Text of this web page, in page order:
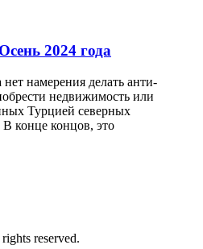
2024 года
намерения делать анти-
недвижимость или
Турцией северных
конце концов, это
reserved.